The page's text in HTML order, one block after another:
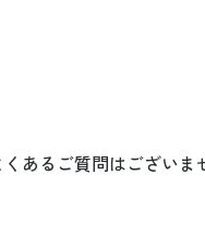
あるご質問はございま